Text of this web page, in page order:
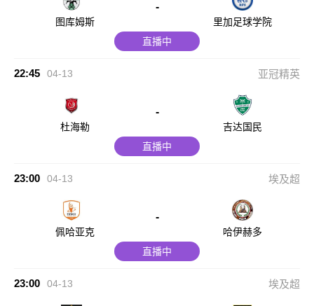
图库姆斯
-
里加足球学院
直播中
22:45 04-13 亚冠精英
杜海勒
-
吉达国民
直播中
23:00 04-13 埃及超
佩哈亚克
-
哈伊赫多
直播中
23:00 04-13 埃及超